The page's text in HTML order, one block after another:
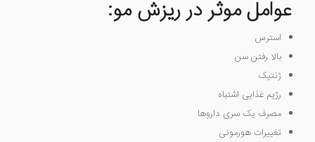
عوامل موثر در ریزش مو:
استرس
بالا رفتن سن
ژنتیک
رژیم غذایی اشتباه
مصرف یک سری داروها
تغییرات هورمونی